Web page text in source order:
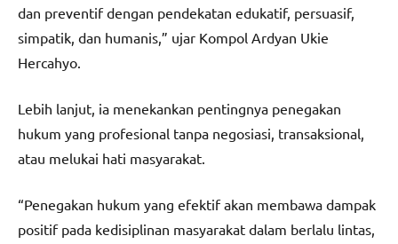
dan preventif dengan pendekatan edukatif, persuasif,
simpatik, dan humanis,” ujar Kompol Ardyan Ukie
Hercahyo.
Lebih lanjut, ia menekankan pentingnya penegakan
hukum yang profesional tanpa negosiasi, transaksional,
atau melukai hati masyarakat.
“Penegakan hukum yang efektif akan membawa dampak
positif pada kedisiplinan masyarakat dalam berlalu lintas,